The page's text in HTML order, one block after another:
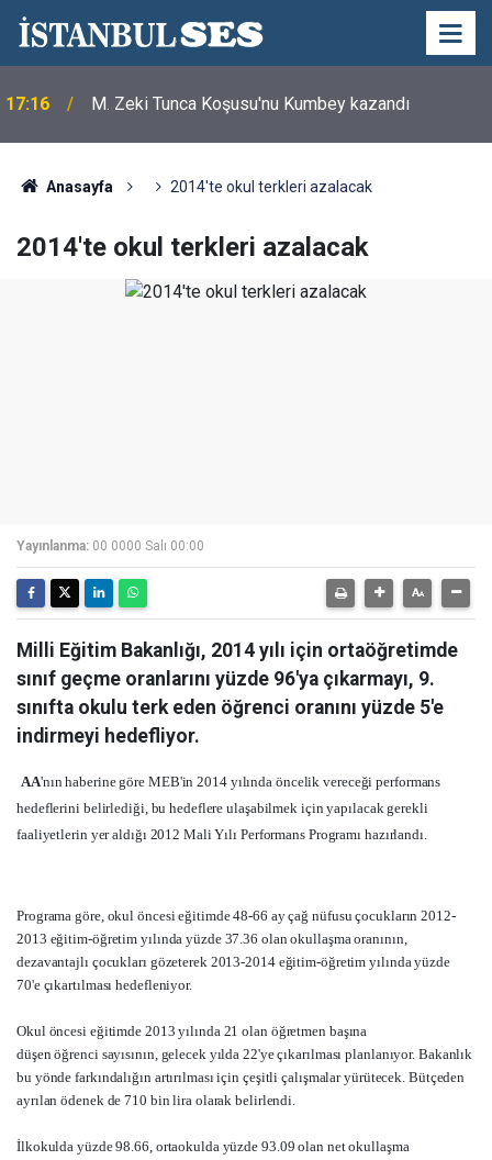
17:16 M. Zeki Tunca Koşusu'nu Kumbey kazandı
Anasayfa 2014'te okul terkleri azalacak
2014'te okul terkleri azalacak
Yayınlanma: 00 0000 Salı 00:00
Milli Eğitim Bakanlığı, 2014 yılı için ortaöğretimde
sınıf geçme oranlarını yüzde 96'ya çıkarmayı, 9.
sınıfta okulu terk eden öğrenci oranını yüzde 5'e
indirmeyi hedefliyor.
AA'nın haberine göre MEB'in 2014 yılında öncelik vereceği performans
hedeflerini belirlediği, bu hedeflere ulaşabilmek için yapılacak gerekli
faaliyetlerin yer aldığı 2012 Mali Yılı Performans Programı hazırlandı.
Programa göre, okul öncesi eğitimde 48-66 ay çağ nüfusu çocukların 2012-
2013 eğitim-öğretim yılında yüzde 37.36 olan okullaşma oranının,
dezavantajlı çocukları gözeterek 2013-2014 eğitim-öğretim yılında yüzde
70'e çıkartılması hedefleniyor.
Okul öncesi eğitimde 2013 yılında 21 olan öğretmen başına
düşen öğrenci sayısının, gelecek yılda 22'ye çıkarılması planlanıyor. Bakanlık
bu yönde farkındalığın artırılması için çeşitli çalışmalar yürütecek. Bütçeden
ayrılan ödenek de 710 bin lira olarak belirlendi.
İlkokulda yüzde 98.66, ortaokulda yüzde 93.09 olan net okullaşma